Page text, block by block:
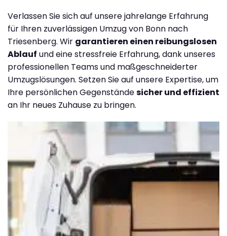
Verlassen Sie sich auf unsere jahrelange Erfahrung
für Ihren zuverlässigen Umzug von Bonn nach
Triesenberg. Wir garantieren einen reibungslosen
Ablauf und eine stressfreie Erfahrung, dank unseres
professionellen Teams und maßgeschneiderter
Umzugslösungen. Setzen Sie auf unsere Expertise, um
Ihre persönlichen Gegenständesicher und effizient
an Ihr neues Zuhause zu bringen.